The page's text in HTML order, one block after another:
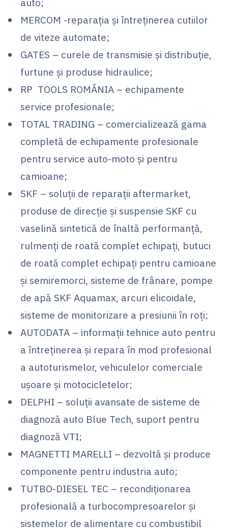
MERCOM -reparația și întreținerea cutiilor
de viteze automate;
GATES – curele de transmisie și distribuție,
furtune și produse hidraulice;
RP TOOLS ROMÂNIA – echipamente
service profesionale;
TOTAL TRADING – comercializează gama
completă de echipamente profesionale
pentru service auto-moto și pentru
camioane;
SKF – soluții de reparații aftermarket,
produse de direcție și suspensie SKF cu
vaselină sintetică de înaltă performanță,
rulmenți de roată complet echipați, butuci
de roată complet echipați pentru camioane
și semiremorci, sisteme de frânare, pompe
de apă SKF Aquamax, arcuri elicoidale,
sisteme de monitorizare a presiunii în roți;
AUTODATA – informații tehnice auto pentru
a întreținerea și repara în mod profesional
a autoturismelor, vehiculelor comerciale
ușoare și motocicletelor;
DELPHI – soluții avansate de sisteme de
diagnoză auto Blue Tech, suport pentru
diagnoză VTI;
MAGNETTI MARELLI – dezvoltă și produce
componente pentru industria auto;
TUTBO-DIESEL TEC – recondiționarea
profesională a turbocompresoarelor şi
sistemelor de alimentare cu combustibil